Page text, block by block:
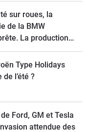
sur roues, la
de la BMW
La production
chasse sera limitée à
Type Holidays
l’été ?
Ford, GM et Tesla
attendue des